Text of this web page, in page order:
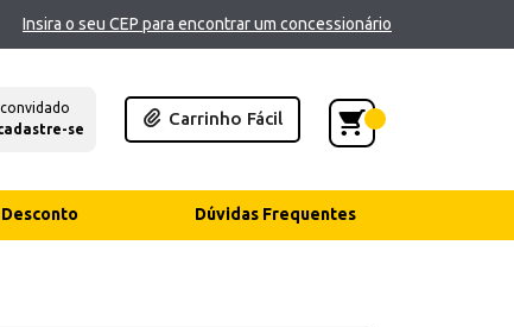
Insira o seu CEP para encontrar um concessionário
se
Carrinho Fácil
Dúvidas Frequentes